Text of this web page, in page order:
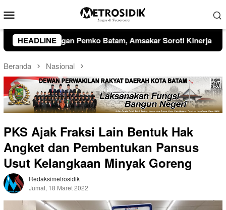
ke
kontenMobile
HEADLINE
Soroti Kinerja OPD dan Optimalisasi Pendapatan Daerah
Beranda Nasional
PKS Ajak Fraksi Lain Bentuk Hak
Angket dan Pembentukan Pansus
Usut Kelangkaan Minyak Goreng
Redaksimetrosidik
Jumat, 18 Maret 2022